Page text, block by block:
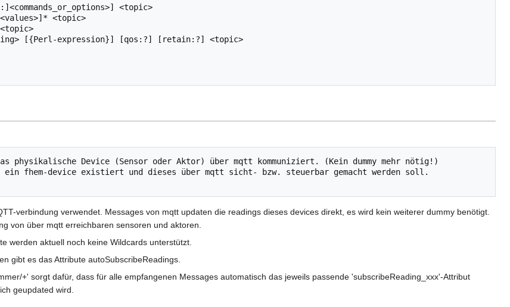
<topic>
<topic>
[{Perl-expression}] [qos:?] [retain:?] <topic>
fhem-device existiert und dieses über mqtt sicht- bzw. steuerbar gemacht werden soll.
verbindung verwendet. Messages von mqtt updaten die readings dieses devices direkt, es wird kein weiterer dummy benötigt.
von über mqtt erreichbaren sensoren und aktoren.
werden aktuell noch keine Wildcards unterstützt.
gibt es das Attribute autoSubscribeReadings.
+' sorgt dafür, dass für alle empfangenen Messages automatisch das jeweils passende 'subscribeReading_xxx'-Attribut
geupdated wird.